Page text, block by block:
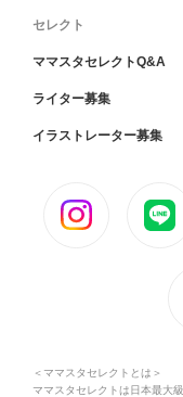
セレクト
ママスタセレクトQ&A
ライター募集
イラストレーター募集
＜ママスタセレクトとは＞
ママスタセレクトは日本最大